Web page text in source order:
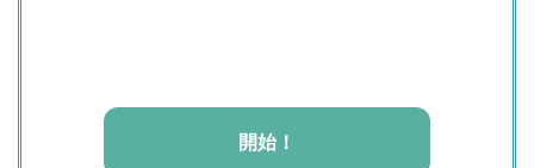
開始！